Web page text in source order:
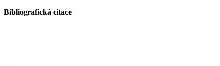
Bibliografická citace